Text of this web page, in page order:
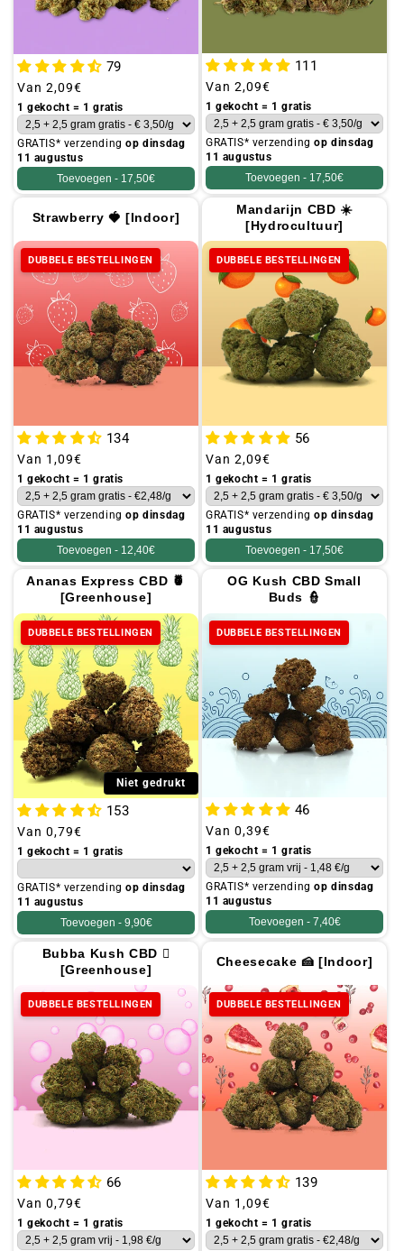
79
Gebruikelijke
prijs
Van 2,09€
1 gekocht = 1 gratis
GRATIS* verzendingop dinsdag
11 augustus
Toevoegen - 17,50€
111
Gebruikelijke
prijs
Van 2,09€
1 gekocht = 1 gratis
GRATIS* verzendingop dinsdag
11 augustus
Toevoegen - 17,50€
Strawberry 🍓 [Indoor]
DUBBELE BESTELLINGEN
134
Gebruikelijke
prijs
Van 1,09€
1 gekocht = 1 gratis
GRATIS* verzendingop dinsdag
11 augustus
Toevoegen - 12,40€
Mandarijn CBD ☀️
[Hydrocultuur]
DUBBELE BESTELLINGEN
56
Gebruikelijke
prijs
Van 2,09€
1 gekocht = 1 gratis
GRATIS* verzendingop dinsdag
11 augustus
Toevoegen - 17,50€
Ananas Express CBD 🍍
[Greenhouse]
DUBBELE BESTELLINGEN
Niet gedrukt
153
Gebruikelijke
prijs
Van 0,79€
1 gekocht = 1 gratis
GRATIS* verzendingop dinsdag
11 augustus
Toevoegen - 9,90€
OG Kush CBD Small
Buds 👮
DUBBELE BESTELLINGEN
46
Gebruikelijke
prijs
Van 0,39€
1 gekocht = 1 gratis
GRATIS* verzendingop dinsdag
11 augustus
Toevoegen - 7,40€
Bubba Kush CBD 🺧
[Greenhouse]
DUBBELE BESTELLINGEN
66
Gebruikelijke
prijs
Van 0,79€
1 gekocht = 1 gratis
Cheesecake 🍰 [Indoor]
DUBBELE BESTELLINGEN
139
Gebruikelijke
prijs
Van 1,09€
1 gekocht = 1 gratis